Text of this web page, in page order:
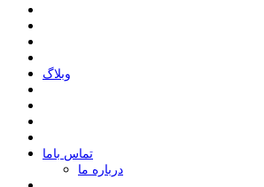
وبلاگ
ﺗﻤﺎﺱ ﺑﺎﻣﺎ
درباره ما